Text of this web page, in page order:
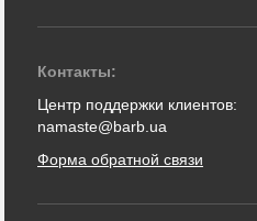
Контакты:
Центр поддержки клиентов:
namaste@barb.ua
Форма обратной связи